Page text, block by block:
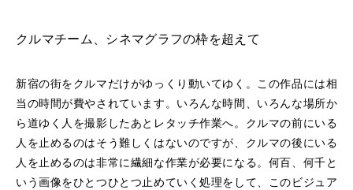
クルマチーム、シネマグラフの枠を超えて
新宿の街をクルマだけがゆっくり動いてゆく。この作品には相
当の時間が費やされています。いろんな時間、いろんな場所か
ら道ゆく人を撮影したあとレタッチ作業へ。クルマの前にいる
人を止めるのはそう難しくはないのですが、クルマの後にいる
人を止めるのは非常に繊細な作業が必要になる。何百、何千と
いう画像をひとつひとつ止めていく処理をして、このビジュア